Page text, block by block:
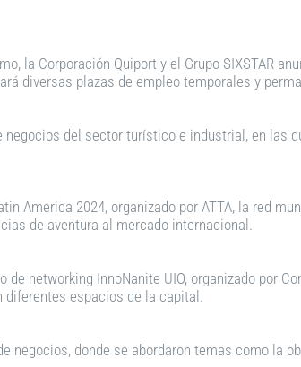
la Corporación Quiport y el Grupo SIXSTAR
diversas plazas de empleo temporales y
del sector turístico e industrial, en las
America 2024, organizado por ATTA, la red
de aventura al mercado internacional.
networking InnoNanite UIO, organizado por
diferentes espacios de la capital.
donde se abordaron temas como la